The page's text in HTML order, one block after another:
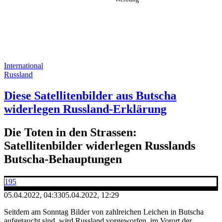
International
Russland
Diese Satellitenbilder aus Butscha
widerlegen Russland-Erklärung
Die Toten in den Strassen:
Satellitenbilder widerlegen Russlands
Butscha-Behauptungen
195
05.04.2022, 04:3305.04.2022, 12:29
Seitdem am Sonntag Bilder von zahlreichen Leichen in Butscha